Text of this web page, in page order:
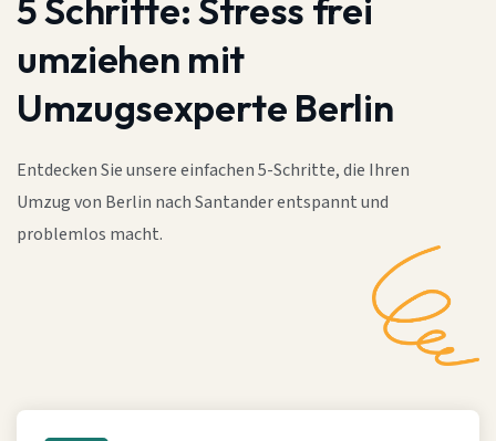
5 Schritte:Stress frei
umziehen mit
Umzugsexperte Berlin
Entdecken Sie unsere einfachen 5-Schritte, die Ihren
Umzug von Berlin nach Santander entspannt und
problemlos macht.